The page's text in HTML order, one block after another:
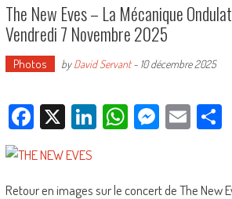
The New Eves – La Mécanique
Vendredi 7 Novembre 2025
Photos byDavid Servant- 10 décembre 2025
Facebook
X LinkedIn
WhatsApp
Email
Retour en images sur le concert de The New